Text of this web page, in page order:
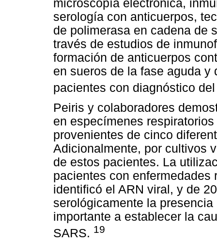
microscopía electrónica,
serología con anticuerpos,
de polimerasa en cadena de
través de estudios de
formación de anticuerpos
en sueros de la fase aguda
pacientes con diagnóstico
Peiris y colaboradores
en especímenes
provenientes de cinco
Adicionalmente, por cultivos
de estos pacientes. La
pacientes con
identificó el ARN viral, y de
serológicamente la
importante a establecer la
SARS. 19